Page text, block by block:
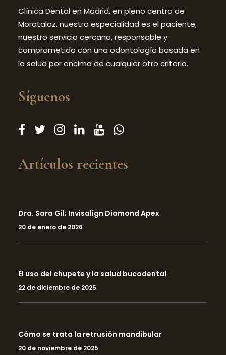
Clínica Dental en Madrid, en pleno centro de
Moratalaz. nuestra especialidad es el paciente,
nuestro servicio cercano, responsable y
comprometido con una odontología basada en
la salud por encima de cualquier otro criterio.
Síguenos
Artículos recientes
Dra. Sara Gil; Invisalign Diamond Apex
20 de enero de 2026
El uso del chupete y la salud bucodental
22 de diciembre de 2025
Cómo se trata la retrusión mandibular
20 de noviembre de 2025